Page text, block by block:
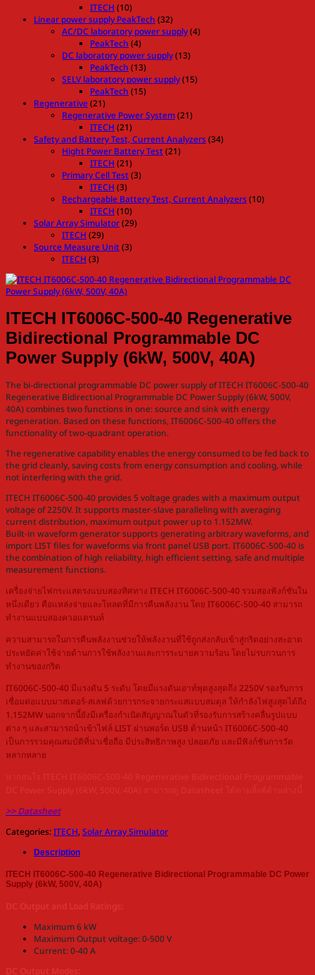
ITECH (10)
Linear power supply PeakTech (32)
AC/DC laboratory power supply(4)
PeakTech (4)
DC laboratory power supply(13)
PeakTech (13)
SELV laboratory power supply(15)
PeakTech (15)
Regenerative(21)
Regenerative Power System(21)
ITECH (21)
Safety and Battery Test, Current Analyzers(34)
Hight Power Battery Test(21)
ITECH (21)
Primary Cell Test(3)
ITECH (3)
Rechargeable Battery Test, Current Analyzers(10)
ITECH (10)
Solar Array Simulator(29)
ITECH (29)
Source Measure Unit(3)
ITECH (3)
ITECH IT6006C-500-40 Regenerative
Bidirectional Programmable DC
Power Supply (6kW, 500V, 40A)
The bi-directional programmable DC power supply of ITECH IT6006C-500-40
Regenerative Bidirectional Programmable DC Power Supply (6kW, 500V,
40A) combines two functions in one: source and sink with energy
regeneration. Based on these functions, IT6006C-500-40 offers the
functionality of two-quadrant operation.
The regenerative capability enables the energy consumed to be fed back to
the grid cleanly, saving costs from energy consumption and cooling, while
not interfering with the grid.
ITECH IT6006C-500-40 provides 5 voltage grades with a maximum output
voltage of 2250V. It supports master-slave paralleling with averaging
current distribution, maximum output power up to 1.152MW.
Built-in waveform generator supports generating arbitrary waveforms, and
import LIST files for waveforms via front panel USB port. IT6006C-500-40 is
the combination of high reliability, high efficient setting, safe and multiple
measurement functions.
เครื่องจ่ายไฟกระแสตรงแบบสองทิศทาง ITECH IT6006C-500-40 รวมสองฟังก์ชันใน
หนึ่งเดียว คือแหล่งจ่ายและโหลดที่มีการคืนพลังงาน โดย IT6006C-500-40 สามารถ
ทำงานแบบสองควอแดรนท์
ความสามารถในการคืนพลังงานช่วยให้พลังงานที่ใช้ถูกส่งกลับเข้าสู่กริดอย่างสะอาด
ประหยัดค่าใช้จ่ายด้านการใช้พลังงานและการระบายความร้อน โดยไม่รบกวนการ
ทำงานของกริด
IT6006C-500-40 มีแรงดัน 5 ระดับ โดยมีแรงดันเอาท์พุตสูงสุดถึง 2250V รองรับการ
เชื่อมต่อแบบมาสเตอร์-สเลฟด้วยการกระจายกระแสแบบสมดุล ให้กำลังไฟสูงสุดได้ถึง
1.152MW นอกจากนี้ยังมีเครื่องกำเนิดสัญญาณในตัวที่รองรับการสร้างคลื่นรูปแบบ
ต่าง ๆ และสามารถนำเข้าไฟล์ LIST ผ่านพอร์ต USB ด้านหน้า IT6006C-500-40
เป็นการรวมคุณสมบัติที่น่าเชื่อถือ มีประสิทธิภาพสูง ปลอดภัย และมีฟังก์ชันการวัด
หลากหลาย
>> Datasheet
Categories:ITECH,Solar Array Simulator
Description
ITECH IT6006C-500-40 Regenerative Bidirectional Programmable DC Power
Supply (6kW, 500V, 40A)
Maximum 6 kW
Maximum Output voltage: 0-500 V
Current: 0-40 A